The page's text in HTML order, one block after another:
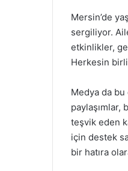
Mersin’de
sergiliyor.
etkinlikler,
Herkesin
Medya da bu
paylaşımlar,
teşvik eden
için destek
bir hatıra